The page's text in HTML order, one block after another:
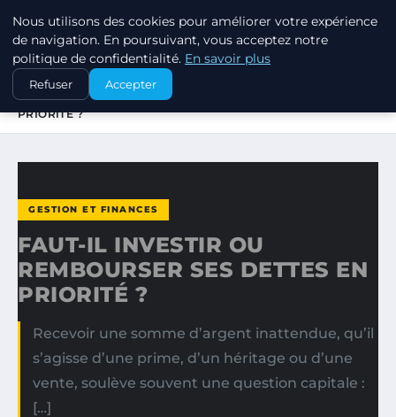
MARKETING STRATEGIQUE
ACCUEIL
GESTION ET FINANCES
FAUT-IL INVESTIR OU REMBOURSER SES DETTES EN
PRIORITÉ ?
GESTION ET FINANCES
FAUT-IL INVESTIR OU
REMBOURSER SES DETTES EN
PRIORITÉ ?
Recevoir une somme d’argent inattendue, qu’il
s’agisse d’une prime, d’un héritage ou d’une
vente, soulève souvent une question capitale :
[…]
Nous utilisons des cookies pour améliorer votre expérience
de navigation. En poursuivant, vous acceptez notre
politique de confidentialité. En savoir plus
Refuser Accepter